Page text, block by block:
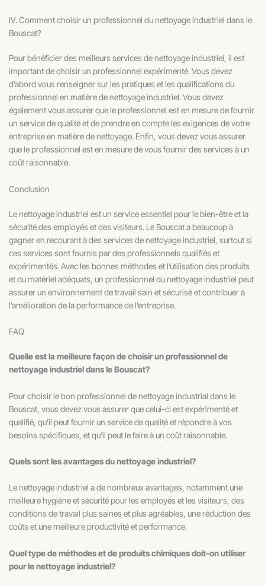
IV. Comment choisir un professionnel du nettoyage industriel dans le
Bouscat?
Pour bénéficier des meilleurs services de nettoyage industriel, il est
important de choisir un professionnel expérimenté. Vous devez
d’abord vous renseigner sur les pratiques et les qualifications du
professionnel en matière de nettoyage industriel. Vous devez
également vous assurer que le professionnel est en mesure de fournir
un service de qualité et de prendre en compte les exigences de votre
entreprise en matière de nettoyage. Enfin, vous devez vous assurer
que le professionnel est en mesure de vous fournir des services à un
coût raisonnable.
Conclusion
Le nettoyage industriel est un service essentiel pour le bien-être et la
sécurité des employés et des visiteurs. Le Bouscat a beaucoup à
gagner en recourant à des services de nettoyage industriel, surtout si
ces services sont fournis par des professionnels qualifiés et
expérimentés. Avec les bonnes méthodes et l’utilisation des produits
et du matériel adéquats, un professionnel du nettoyage industriel peut
assurer un environnement de travail sain et sécurisé et contribuer à
l’amélioration de la performance de l’entreprise.
FAQ
Quelle est la meilleure façon de choisir un professionnel de
nettoyage industriel dans le Bouscat?
Pour choisir le bon professionnel de nettoyage industrial dans le
Bouscat, vous devez vous assurer que celui-ci est expérimenté et
qualifié, qu’il peut fournir un service de qualité et répondre à vos
besoins spécifiques, et qu’il peut le faire à un coût raisonnable.
Quels sont les avantages du nettoyage industriel?
Le nettoyage industriel a de nombreux avantages, notamment une
meilleure hygiène et sécurité pour les employés et les visiteurs, des
conditions de travail plus saines et plus agréables, une réduction des
coûts et une meilleure productivité et performance.
Quel type de méthodes et de produits chimiques doit-on utiliser
pour le nettoyage industriel?